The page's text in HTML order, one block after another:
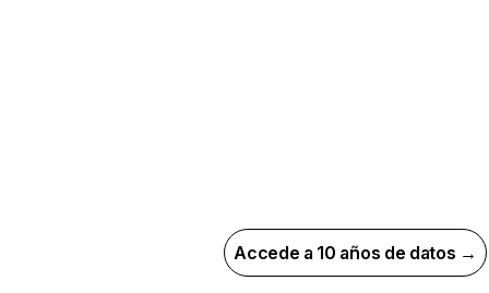
Accede a 10 años de datos →